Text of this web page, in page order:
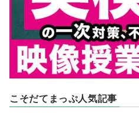
こそだてまっぷ人気記事